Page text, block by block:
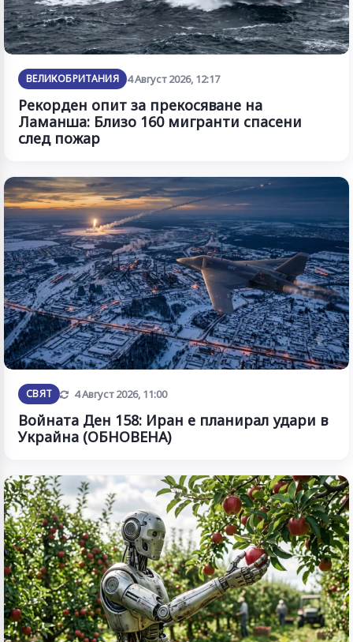
ВЕЛИКОБРИТАНИЯ 4 Август 2026, 12:17
Рекорден опит за прекосяване на
Ламанша: Близо 160 мигранти спасени
след пожар
СВЯТ Обновена
4 Август 2026, 11:00
Войната Ден 158: Иран е планирал удари в
Украйна (ОБНОВЕНА)